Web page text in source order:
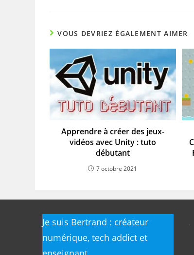
VOUS DEVRIEZ ÉGALEMENT AIMER
Apprendre à créer des jeux-
vidéos avec Unity : tuto
débutant
7 octobre 2021
Je suis Bertrand : créateur
numérique, tech addict et